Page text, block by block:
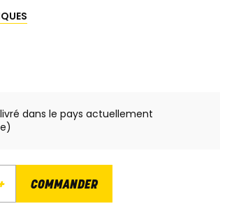
dans le pays actuellement
COMMANDER